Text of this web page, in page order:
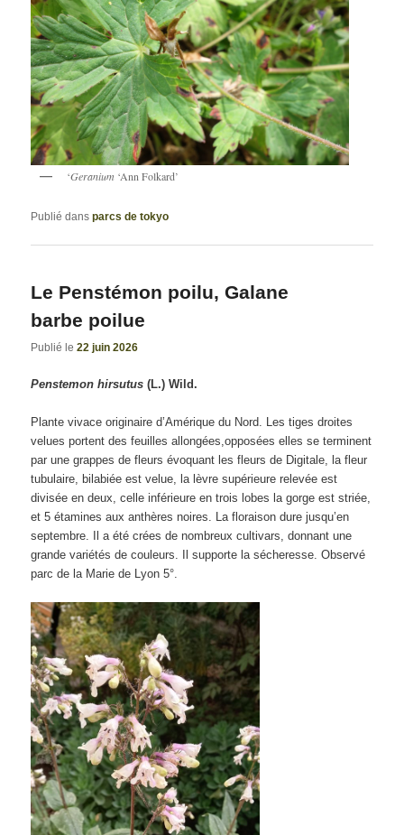
‘Geranium ‘Ann Folkard’
Publié dans parcs de tokyo
Le Penstémon poilu, Galane
barbe poilue
Publié le22 juin 2026
Penstemon hirsutus(L.) Wild.
Plante vivace originaire d’Amérique du Nord. Les tiges droites
velues portent des feuilles allongées,opposées elles se terminent
par une grappes de fleurs évoquant les fleurs de Digitale, la fleur
tubulaire, bilabiée est velue, la lèvre supérieure relevée est
divisée en deux, celle inférieure en trois lobes la gorge est striée,
et 5 étamines aux anthères noires. La floraison dure jusqu’en
septembre. Il a été crées de nombreux cultivars, donnant une
grande variétés de couleurs. Il supporte la sécheresse. Observé
parc de la Marie de Lyon 5°.